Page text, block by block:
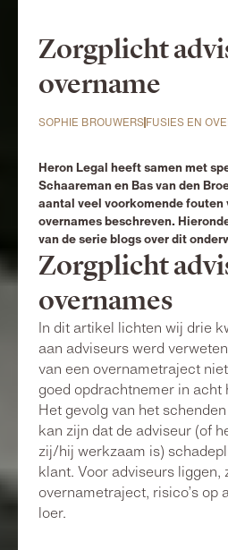
Zorgplicht
overname
SOPHIE BROUWERSFUSIES EN
Heron Legal heeft samen met
Schaareman en Bas van den
aantal veel voorkomende fouten
overnames beschreven.
van de serie blogs over dit
Zorgplicht
overnames
In dit artikel lichten wij drie
aan adviseurs werd
van een overnametraject
goed opdrachtnemer in acht
Het gevolg van het
kan zijn dat de adviseur (of
zij/hij werkzaam is)
klant. Voor adviseurs liggen,
overnametraject, risico’s op
loer.